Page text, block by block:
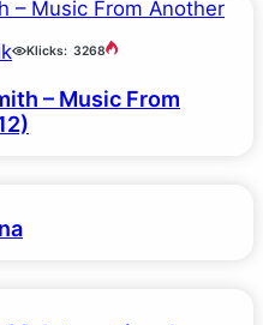
Klicks: 3268
– Music From